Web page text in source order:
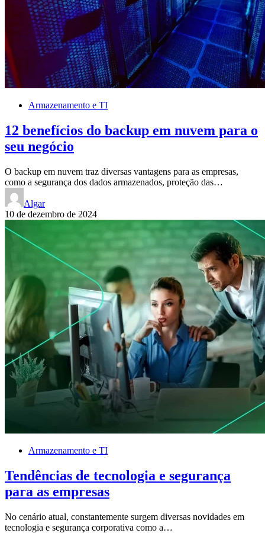
Armazenamento e TI
12 benefícios do backup em nuvem para o
seu negócio
O backup em nuvem traz diversas vantagens para as empresas,
como a segurança dos dados armazenados, proteção das…
Algar
10 de dezembro de 2024
Armazenamento e TI
Tendências de tecnologia e segurança
para as empresas
No cenário atual, constantemente surgem diversas novidades em
tecnologia e segurança corporativa como a…